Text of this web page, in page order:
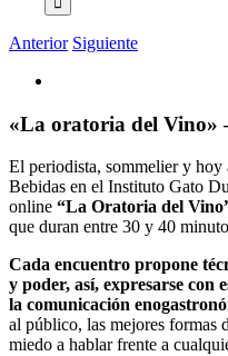
Anterior Siguiente
más
«La oratoria del Vino»
El periodista, sommelier y hoy
Bebidas en el Instituto Gato
online “La Oratoria del
que duran entre 30 y 40
Cada encuentro propone
y poder, así, expresarse con
la comunicación
al público, las mejores formas
miedo a hablar frente a